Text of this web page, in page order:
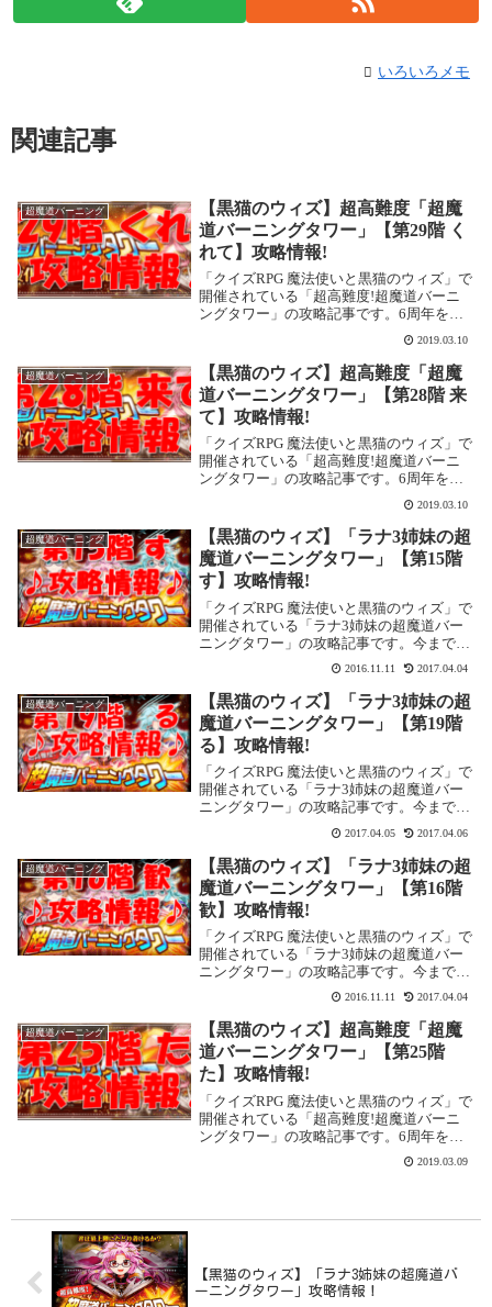
いろいろメモ
関連記事
超魔道バーニング
【黒猫のウィズ】超高難度「超魔
道バーニングタワー」【第29階 く
れて】攻略情報!
「クイズRPG 魔法使いと黒猫のウィズ」で
開催されている「超高難度!超魔道バーニ
ングタワー」の攻略記事です。6周年を迎
え、常設イベントとなりました。また、
2019年3月現在、階数も30階まで増えてい
ます。ここでは「第29階 くれて」を攻略
し...
2019.03.10
超魔道バーニング
【黒猫のウィズ】超高難度「超魔
道バーニングタワー」【第28階 来
て】攻略情報!
「クイズRPG 魔法使いと黒猫のウィズ」で
開催されている「超高難度!超魔道バーニ
ングタワー」の攻略記事です。6周年を迎
え、常設イベントとなりました。また、
2019年3月現在、階数も30階まで増えてい
ます。ここでは「第28階 来て」を攻略し
ま...
2019.03.10
超魔道バーニング
【黒猫のウィズ】「ラナ3姉妹の超
魔道バーニングタワー」【第15階
す】攻略情報!
「クイズRPG 魔法使いと黒猫のウィズ」で
開催されている「ラナ3姉妹の超魔道バー
ニングタワー」の攻略記事です。今まで同
様、ボス戦のみ、コンティニュー不可、SP
スキルが使用できる状態でのクエストにな
ります。ここでは「第15階 す」を攻略し
ます...
2016.11.11 2017.04.04
超魔道バーニング
【黒猫のウィズ】「ラナ3姉妹の超
魔道バーニングタワー」【第19階
る】攻略情報!
「クイズRPG 魔法使いと黒猫のウィズ」で
開催されている「ラナ3姉妹の超魔道バー
ニングタワー」の攻略記事です。今まで同
様、ボス戦のみ、コンティニュー不可、SP
スキルが使用できる状態でのクエストにな
ります。ここでは「第19階 る」を攻略し
ます...
2017.04.05 2017.04.06
超魔道バーニング
【黒猫のウィズ】「ラナ3姉妹の超
魔道バーニングタワー」【第16階
歓】攻略情報!
「クイズRPG 魔法使いと黒猫のウィズ」で
開催されている「ラナ3姉妹の超魔道バー
ニングタワー」の攻略記事です。今まで同
様、ボス戦のみ、コンティニュー不可、SP
スキルが使用できる状態でのクエストにな
ります。ここでは「第16階 歓」を攻略し
ます...
2016.11.11 2017.04.04
超魔道バーニング
【黒猫のウィズ】超高難度「超魔
道バーニングタワー」【第25階
た】攻略情報!
「クイズRPG 魔法使いと黒猫のウィズ」で
開催されている「超高難度!超魔道バーニ
ングタワー」の攻略記事です。6周年を迎
え、常設イベントとなりました。また、
2019年3月現在、階数も30階まで増えてい
2019.03.09
【黒猫のウィズ】「ラナ3姉妹の超魔道バ
ーニングタワー」攻略情報！